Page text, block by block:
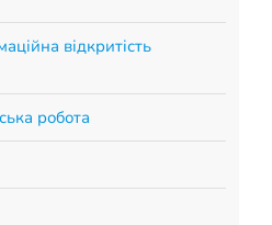
відкритість
робота